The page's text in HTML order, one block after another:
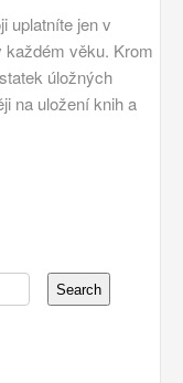
uplatníte jen v
každém věku. Krom
úložných
na uložení knih a
Search